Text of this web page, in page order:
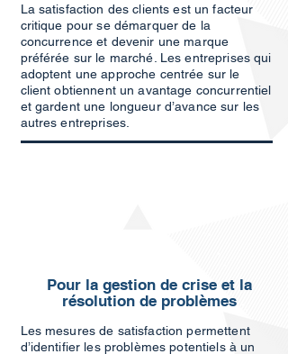
La satisfaction des clients est un facteur
critique pour se démarquer de la
concurrence et devenir une marque
préférée sur le marché. Les entreprises qui
adoptent une approche centrée sur le
client obtiennent un avantage concurrentiel
et gardent une longueur d’avance sur les
autres entreprises.
Pour la gestion de crise et la
résolution de problèmes
Les mesures de satisfaction permettent
d’identifier les problèmes potentiels à un